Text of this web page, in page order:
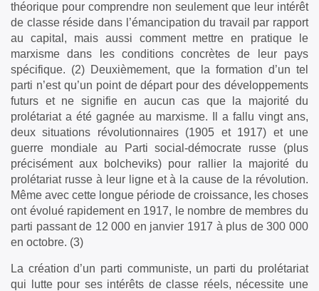
théorique pour comprendre non seulement que leur intérêt
de classe réside dans l’émancipation du travail par rapport
au capital, mais aussi comment mettre en pratique le
marxisme dans les conditions concrètes de leur pays
spécifique. (2) Deuxièmement, que la formation d’un tel
parti n’est qu’un point de départ pour des développements
futurs et ne signifie en aucun cas que la majorité du
prolétariat a été gagnée au marxisme. Il a fallu vingt ans,
deux situations révolutionnaires (1905 et 1917) et une
guerre mondiale au Parti social-démocrate russe (plus
précisément aux bolcheviks) pour rallier la majorité du
prolétariat russe à leur ligne et à la cause de la révolution.
Même avec cette longue période de croissance, les choses
ont évolué rapidement en 1917, le nombre de membres du
parti passant de 12 000 en janvier 1917 à plus de 300 000
en octobre. (3)
La création d’un parti communiste, un parti du prolétariat
qui lutte pour ses intérêts de classe réels, nécessite une